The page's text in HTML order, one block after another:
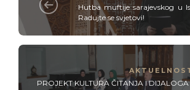
Hutba muftije sarajevskog u
Radujte se svjetovi!
PROJEKT KULTURA ČITANJA I DIJALOGA